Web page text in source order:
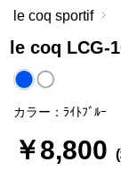
le coq sportif
le coq LCG-
カラー：ﾗｲﾄﾌﾞﾙｰ
￥8,800